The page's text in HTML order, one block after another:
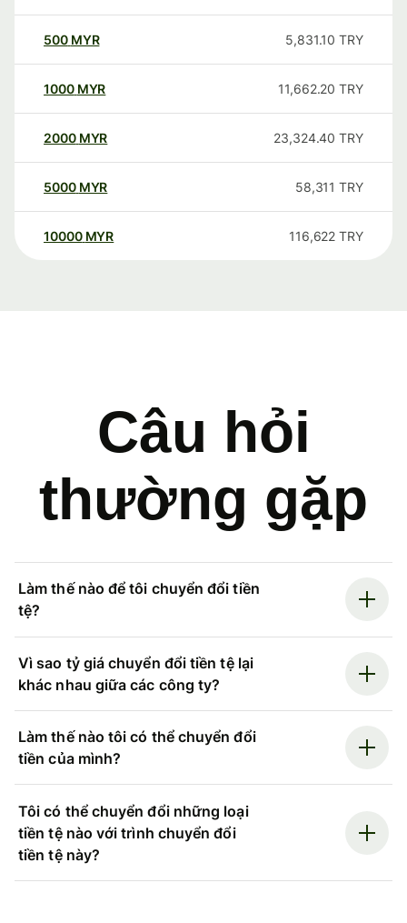
500 MYR 5,831.10 TRY
1000 MYR 11,662.20 TRY
2000 MYR 23,324.40 TRY
5000 MYR 58,311 TRY
10000 MYR 116,622 TRY
Câu hỏi
thường gặp
Làm thế nào để tôi chuyển đổi tiền
tệ?
Vì sao tỷ giá chuyển đổi tiền tệ lại
khác nhau giữa các công ty?
Làm thế nào tôi có thể chuyển đổi
tiền của mình?
Tôi có thể chuyển đổi những loại
tiền tệ nào với trình chuyển đổi
tiền tệ này?